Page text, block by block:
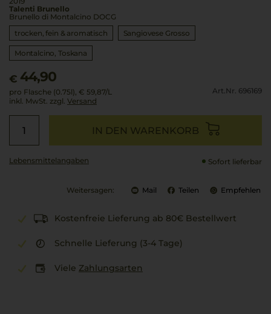
Talenti Brunello
Brunello di Montalcino DOCG
trocken, fein & aromatisch
Sangiovese Grosso
Montalcino Toskana
€ 44,90
pro Flasche (0.75l), € 59,87/L
inkl. MwSt. zzgl. Versand
Art.Nr. 696169
IN DEN WARENKORB
Lebensmittel­angaben Sofort lieferbar
Weitersagen: Mail Teilen Empfehlen
Kostenfreie Lieferung ab 80€ Bestellwert
Schnelle Lieferung (3-4 Tage)
Viele Zahlungsarten